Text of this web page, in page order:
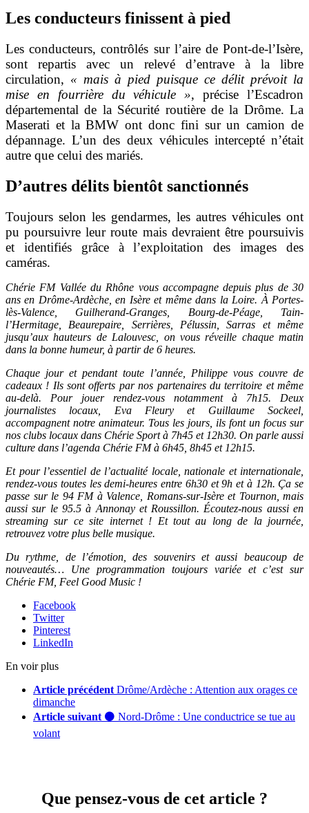
Les conducteurs finissent à pied
Les conducteurs, contrôlés sur l’aire de Pont-de-l’Isère,
sont repartis avec un relevé d’entrave à la libre
circulation, « mais à pied puisque ce délit prévoit la
mise en fourrière du véhicule », précise l’Escadron
départemental de la Sécurité routière de la Drôme. La
Maserati et la BMW ont donc fini sur un camion de
dépannage. L’un des deux véhicules intercepté n’était
autre que celui des mariés.
D’autres délits bientôt sanctionnés
Toujours selon les gendarmes, les autres véhicules ont
pu poursuivre leur route mais devraient être poursuivis
et identifiés grâce à l’exploitation des images des
caméras.
Chérie FM Vallée du Rhône vous accompagne depuis plus de 30
ans en Drôme-Ardèche, en Isère et même dans la Loire. À Portes-
lès-Valence, Guilherand-Granges, Bourg-de-Péage, Tain-
l’Hermitage, Beaurepaire, Serrières, Pélussin, Sarras et même
jusqu’aux hauteurs de Lalouvesc, on vous réveille chaque matin
dans la bonne humeur, à partir de 6 heures.
Chaque jour et pendant toute l’année, Philippe vous couvre de
cadeaux ! Ils sont offerts par nos partenaires du territoire et même
au-delà. Pour jouer rendez-vous notamment à 7h15. Deux
journalistes locaux, Eva Fleury et Guillaume Sockeel,
accompagnent notre animateur. Tous les jours, ils font un focus sur
nos clubs locaux dans Chérie Sport à 7h45 et 12h30. On parle aussi
culture dans l’agenda Chérie FM à 6h45, 8h45 et 12h15.
Et pour l’essentiel de l’actualité locale, nationale et internationale,
rendez-vous toutes les demi-heures entre 6h30 et 9h et à 12h. Ça se
passe sur le 94 FM à Valence, Romans-sur-Isère et Tournon, mais
aussi sur le 95.5 à Annonay et Roussillon. Écoutez-nous aussi en
streaming sur ce site internet ! Et tout au long de la journée,
retrouvez votre plus belle musique.
Du rythme, de l’émotion, des souvenirs et aussi beaucoup de
nouveautés… Une programmation toujours variée et c’est sur
Chérie FM, Feel Good Music !
Facebook
Twitter
Pinterest
LinkedIn
En voir plus
Article précédent Drôme/Ardèche : Attention aux orages ce
dimanche
Article suivant ⚫ Nord-Drôme : Une conductrice se tue au
volant
Que pensez-vous de cet article ?